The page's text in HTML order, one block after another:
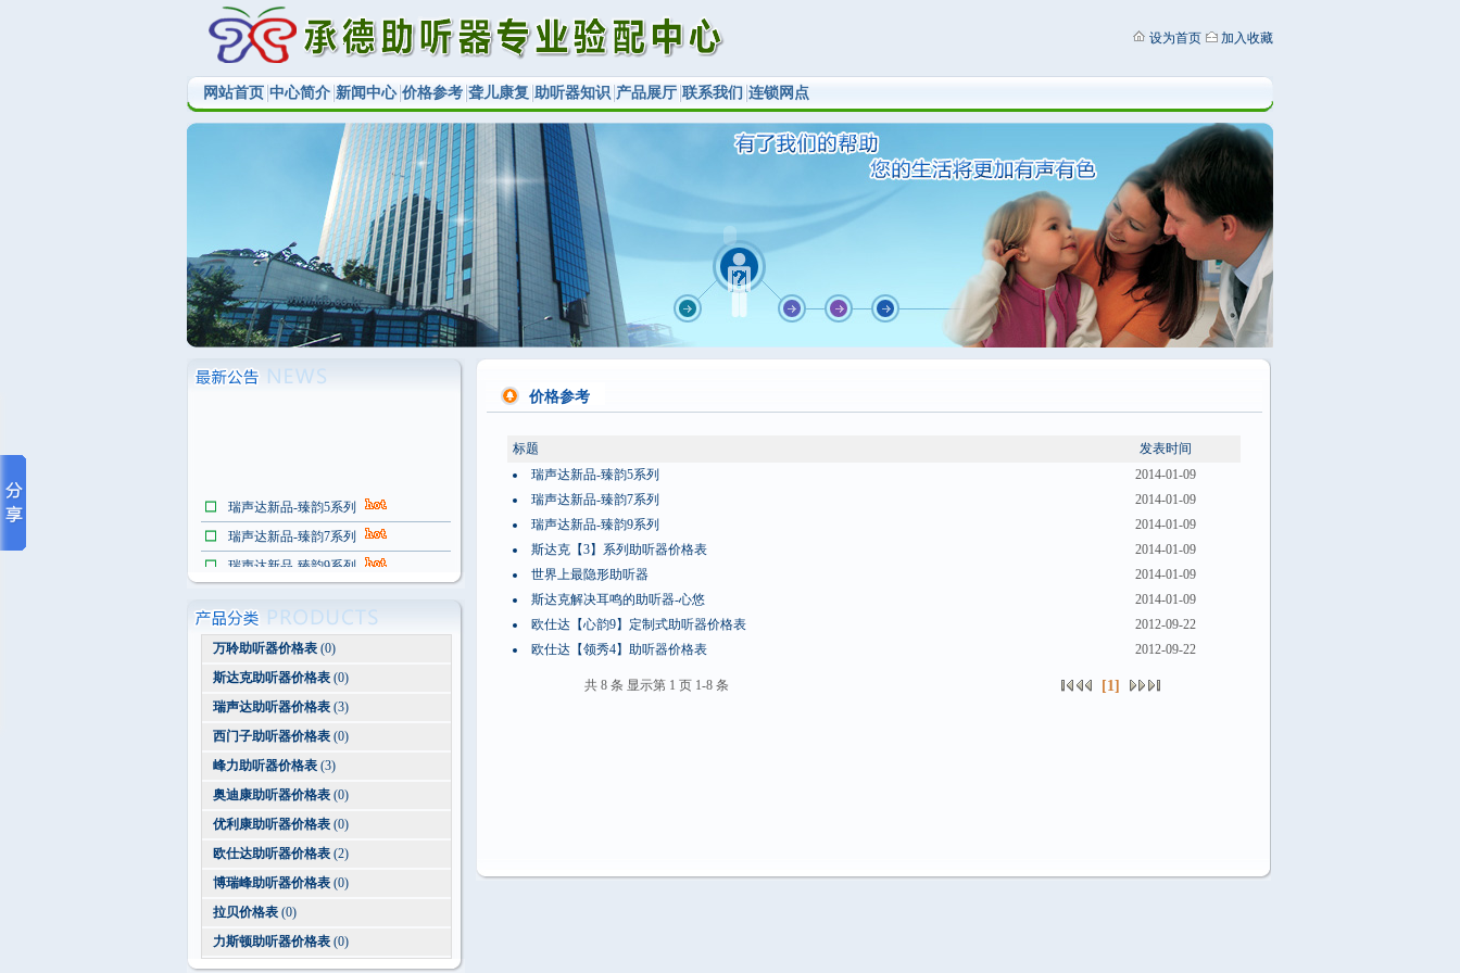
设为首页 加入收藏
网站首页 中心简介 新闻中心 价格参考 聋儿康复 助听器知识 产品展厅 联系我们 连锁网点
瑞声达新品-臻韵5系列
瑞声达新品-臻韵7系列
瑞声达新品-臻韵9系列
世界上最隐形助听器
万聆助听器价格表 (0)
斯达克助听器价格表 (0)
瑞声达助听器价格表 (3)
西门子助听器价格表 (0)
峰力助听器价格表 (3)
奥迪康助听器价格表 (0)
优利康助听器价格表 (0)
欧仕达助听器价格表 (2)
博瑞峰助听器价格表 (0)
拉贝价格表 (0)
力斯顿助听器价格表 (0)
价格参考
标题
发表时间
瑞声达新品-臻韵5系列
2014-01-09
瑞声达新品-臻韵7系列
2014-01-09
瑞声达新品-臻韵9系列
2014-01-09
斯达克【3】系列助听器价格表
2014-01-09
世界上最隐形助听器
2014-01-09
斯达克解决耳鸣的助听器-心悠
2014-01-09
欧仕达【心韵9】定制式助听器价格表
2012-09-22
欧仕达【领秀4】助听器价格表
2012-09-22
共 8 条 显示第 1 页 1-8 条 [1]